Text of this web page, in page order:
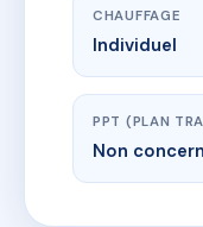
CHAUFFAGE
Individuel
PPT (PLAN
Non